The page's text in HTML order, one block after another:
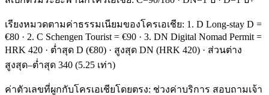
เรียงหมวดตามค่าธรรมเนียมของโครเอเชีย: 1. D Long-stay D =
€80 · 2. C Schengen Tourist = €90 · 3. DN Digital Nomad Permit =
HRK 420 · ต่ำสุด D (€80) · สูงสุด DN (HRK 420) · ส่วนต่าง
สูงสุด–ต่ำสุด 340 (5.25 เท่า)
ค่าตัวเลขที่ผูกกับโครเอเชียโดยตรง: ช่วงค่าบริการ สอบถามเจ้า